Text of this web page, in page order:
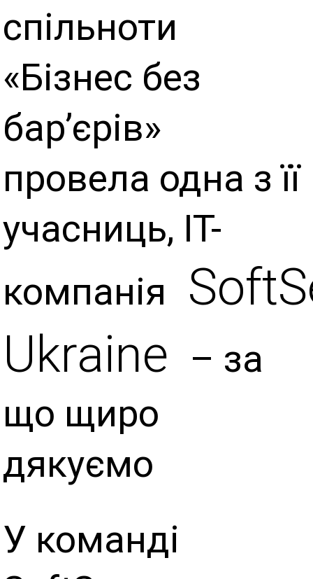
спільноти
«Бізнес без
бар’єрів»
провела одна з її
учасниць, IT-
компанія
Ukraine – за
що щиро
дякуємо
У команді